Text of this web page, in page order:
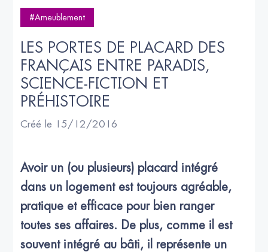
#Ameublement
LES PORTES DE PLACARD DES
FRANÇAIS ENTRE PARADIS,
SCIENCE-FICTION ET
PRÉHISTOIRE
Créé le 15/12/2016
Avoir un (ou plusieurs) placard intégré
dans un logement est toujours agréable,
pratique et efficace pour bien ranger
toutes ses affaires. De plus, comme il est
souvent intégré au bâti, il représente un